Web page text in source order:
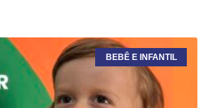
BEBÊ E INFANTIL